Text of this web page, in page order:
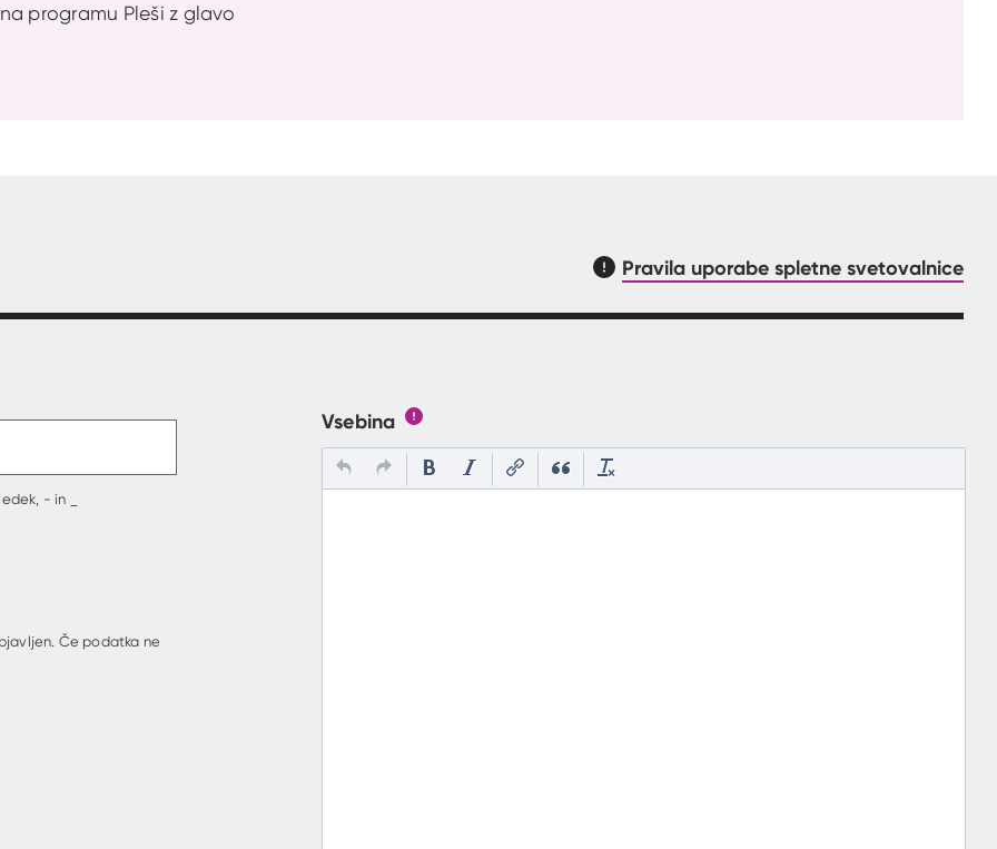
programu Pleši z glavo
Pravila uporabe spletne svetovalnice
- in _
Če podatka ne
Vsebina